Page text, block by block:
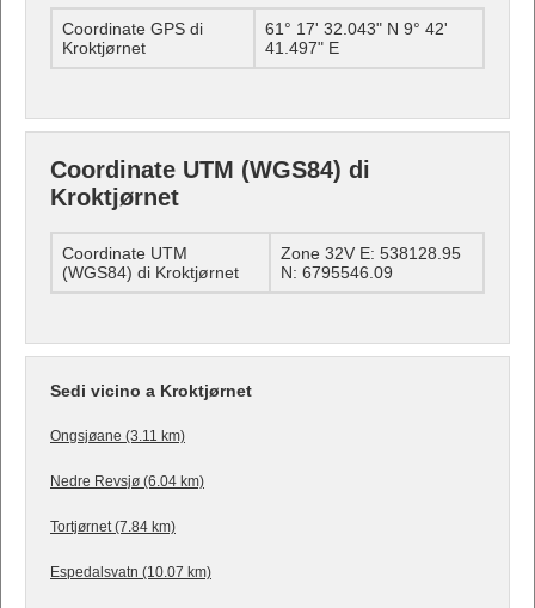
Coordinate GPS di
Kroktjørnet
61° 17' 32.043" N 9° 42'
41.497" E
Coordinate UTM (WGS84) di
Kroktjørnet
Coordinate UTM
(WGS84) di Kroktjørnet
Zone 32V E: 538128.95
N: 6795546.09
Sedi vicino a Kroktjørnet
Ongsjøane (3.11 km)
Nedre Revsjø (6.04 km)
Tortjørnet (7.84 km)
Espedalsvatn (10.07 km)